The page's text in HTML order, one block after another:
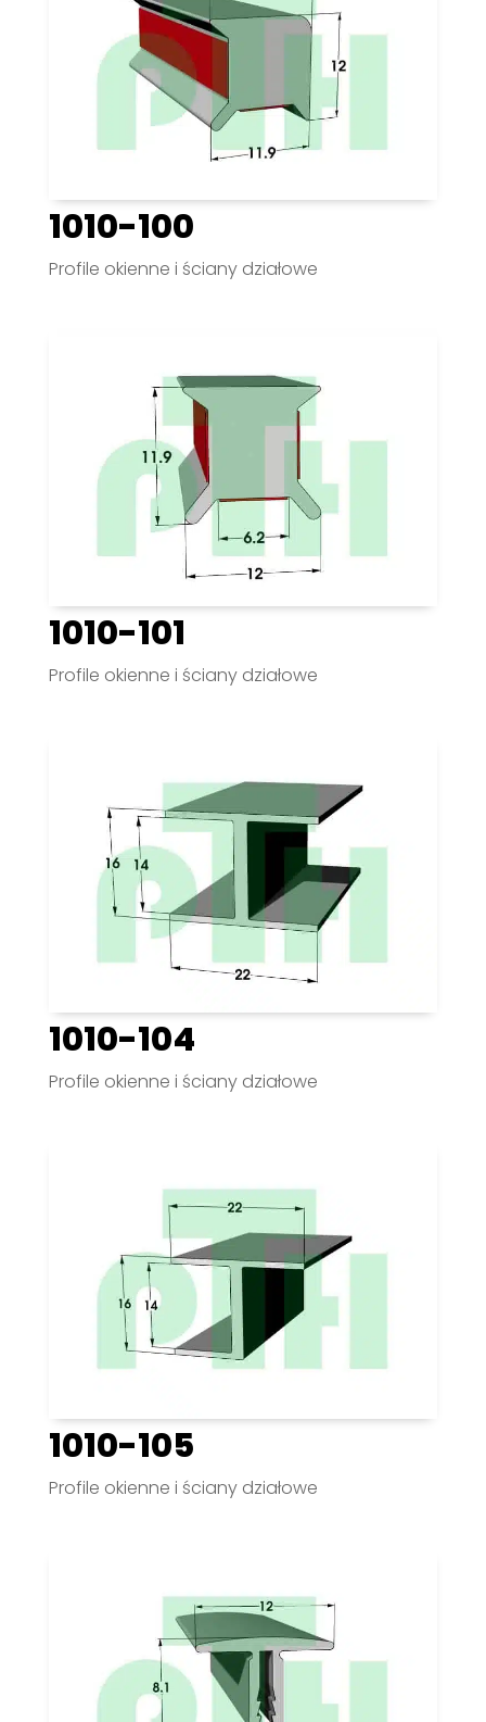
1010-100
Profile okienne i ściany działowe
1010-101
Profile okienne i ściany działowe
1010-104
Profile okienne i ściany działowe
1010-105
Profile okienne i ściany działowe